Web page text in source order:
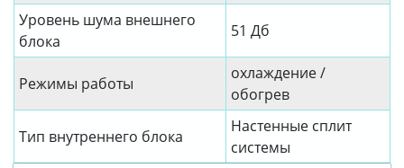
Уровень шума внешнего
блока
51 Дб
Режимы работы
охлаждение /
обогрев
Тип внутреннего блока
Настенные сплит
системы